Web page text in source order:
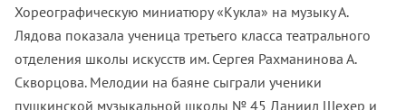
Хореографическую миниатюру «Кукла» на музыку А.
Лядова показала ученица третьего класса театрального
отделения школы искусств им. Сергея Рахманинова А.
Скворцова. Мелодии на баяне сыграли ученики
пушкинской музыкальной школы № 45 Даниил Шехер и